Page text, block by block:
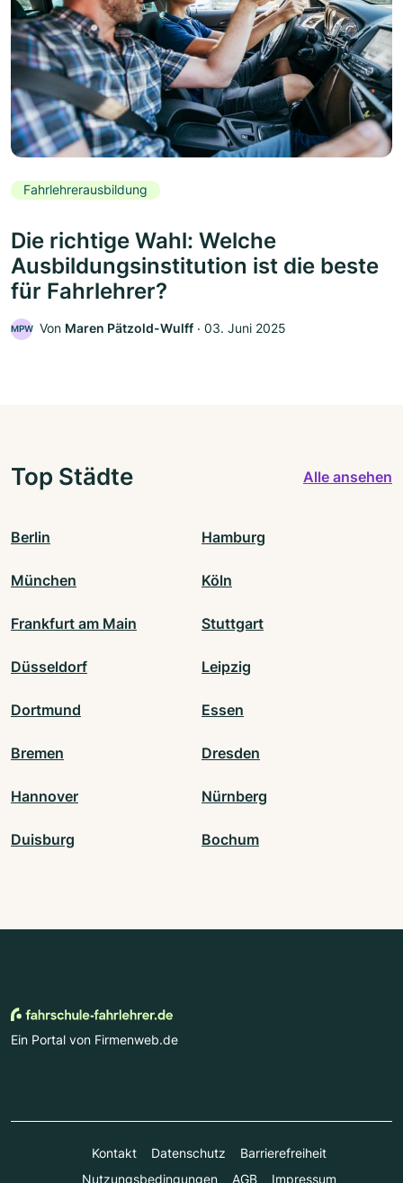
Fahrlehrerausbildung
Die richtige Wahl: Welche
Ausbildungsinstitution ist die beste
für Fahrlehrer?
MPW Von Maren Pätzold-Wulff ‧ 03. Juni 2025
Top Städte Alle ansehen
Berlin Hamburg
München Köln
Frankfurt am Main Stuttgart
Düsseldorf Leipzig
Dortmund Essen
Bremen Dresden
Hannover Nürnberg
Duisburg Bochum
Ein Portal von Firmenweb.de
Kontakt Datenschutz
Barrierefreiheit
Nutzungsbedingungen
AGB Impressum